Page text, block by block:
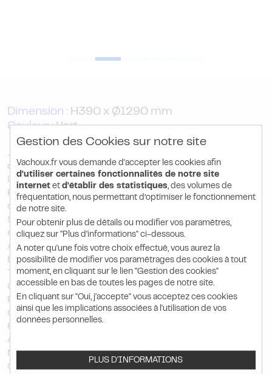
Dimension : H390 x Ø1290 mm
Couleur :Vert
Jeu éducatif à usage intérieur ou extérieur favorisant le
développement psychomoteur, l'imagination et
l'apprentissage des règles de vie en société
Polyéthylène haute densité de qualité alimentaire, coloré
dans la masse et résistant aux UV
Sol amortissant non obligatoire (hauteur inférieure à 600
mm)
A placer sur tout type de sol (herbe, dalles, asphalte,
béton, bois, autres)
Tranche d'âge 2,5 à 12 ans
Capacité d'accueil : 3 enfants
Poids : 26,5 kg
Charge maximum autorisée : 180 kg
Fixation au sol possible par visserie
Aucun lest
Ne nécessite aucun entretien spécifique
Conforme à la norme européenne EN1176-1 2008 relative
Gestion des Cookies sur notre site
Vachoux.fr vous demande d'accepter les cookies afin
d'utiliser certaines fonctionnalités de notre site
internetet d'établir des statistiques, des volumes de
fréquentation, nous permettant d’optimiser le fonctionnement
de notre site.
Pour obtenir plus de détails ou modifier vos paramètres,
cliquez sur "Plus d'informations" ci-dessous.
A noter qu'une fois votre choix effectué, vous aurez la
possibilité de modifier vos paramétrages des cookies à tout
moment, en cliquant sur le lien "Gestion des cookies"
accessible en bas de toutes les pages de notre site.
En cliquant sur "Oui, j'accepte" vous acceptez ces cookies
ainsi que les implications associées à l'utilisation de vos
données personnelles.
PLUS D'INFORMATIONS